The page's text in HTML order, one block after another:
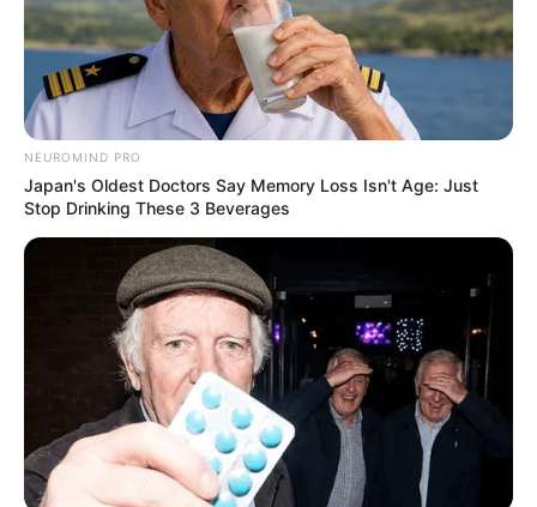
NEUROMIND PRO
Japan's Oldest Doctors Say Memory Loss Isn't Age: Just
Stop Drinking These 3 Beverages